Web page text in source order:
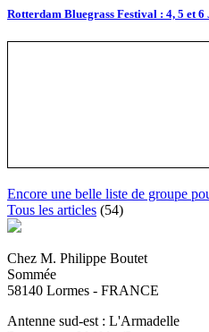
Rotterdam Bluegrass Festival : 4, 5 et
Encore une belle liste de groupe
Tous les articles (54)
Chez M. Philippe Boutet
Sommée
58140 Lormes - FRANCE
Antenne sud-est : L'Armadelle